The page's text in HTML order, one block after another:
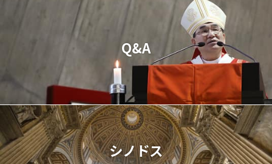
Q&A
シノドス